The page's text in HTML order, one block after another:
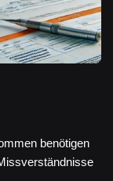
benötigen